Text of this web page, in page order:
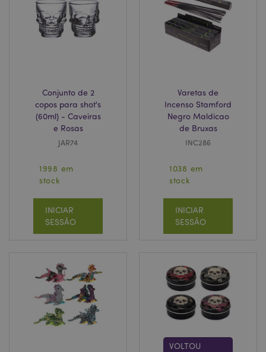
Conjunto de 2
copos para shot's
(60ml) - Caveiras
e Rosas
JAR74
1998 em
stock
INICIAR
SESSÃO
Varetas de
Incenso Stamford
Negro Maldicao
de Bruxas
INC286
1038 em
stock
INICIAR
SESSÃO
VOLTOU